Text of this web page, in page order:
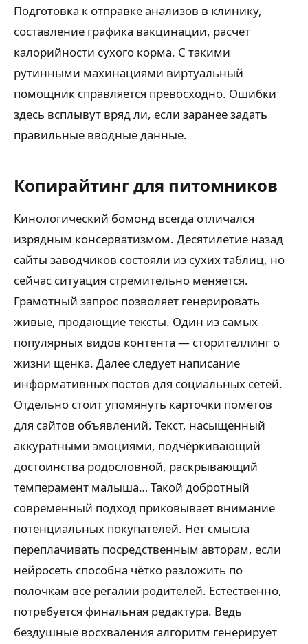
Подготовка к отправке анализов в клинику,
составление графика вакцинации, расчёт
калорийности сухого корма. С такими
рутинными махинациями виртуальный
помощник справляется превосходно. Ошибки
здесь всплывут вряд ли, если заранее задать
правильные вводные данные.
Копирайтинг для питомников
Кинологический бомонд всегда отличался
изрядным консерватизмом. Десятилетие назад
сайты заводчиков состояли из сухих таблиц, но
сейчас ситуация стремительно меняется.
Грамотный запрос позволяет генерировать
живые, продающие тексты. Один из самых
популярных видов контента — сторителлинг о
жизни щенка. Далее следует написание
информативных постов для социальных сетей.
Отдельно стоит упомянуть карточки помётов
для сайтов объявлений. Текст, насыщенный
аккуратными эмоциями, подчёркивающий
достоинства родословной, раскрывающий
темперамент малыша… Такой добротный
современный подход приковывает внимание
потенциальных покупателей. Нет смысла
переплачивать посредственным авторам, если
нейросеть способна чётко разложить по
полочкам все регалии родителей. Естественно,
потребуется финальная редактура. Ведь
бездушные восхваления алгоритм генерирует